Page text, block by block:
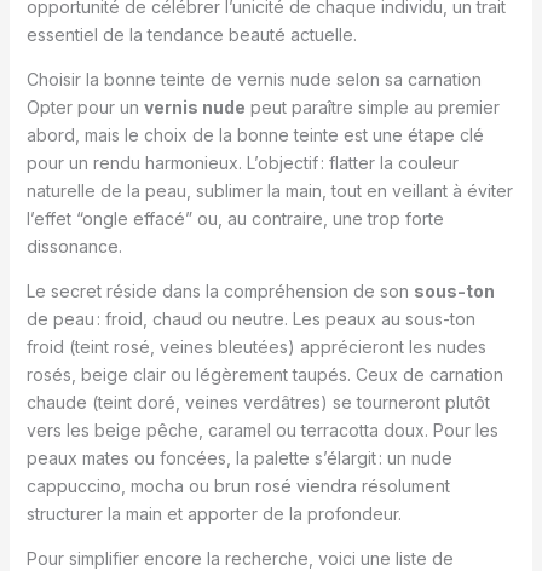
opportunité de célébrer l’unicité de chaque individu, un trait
essentiel de la tendance beauté actuelle.
Choisir la bonne teinte de vernis nude selon sa carnation
Opter pour un vernis nude peut paraître simple au premier
abord, mais le choix de la bonne teinte est une étape clé
pour un rendu harmonieux. L’objectif : flatter la couleur
naturelle de la peau, sublimer la main, tout en veillant à éviter
l’effet “ongle effacé” ou, au contraire, une trop forte
dissonance.
Le secret réside dans la compréhension de son sous-ton
de peau : froid, chaud ou neutre. Les peaux au sous-ton
froid (teint rosé, veines bleutées) apprécieront les nudes
rosés, beige clair ou légèrement taupés. Ceux de carnation
chaude (teint doré, veines verdâtres) se tourneront plutôt
vers les beige pêche, caramel ou terracotta doux. Pour les
peaux mates ou foncées, la palette s’élargit : un nude
cappuccino, mocha ou brun rosé viendra résolument
structurer la main et apporter de la profondeur.
Pour simplifier encore la recherche, voici une liste de